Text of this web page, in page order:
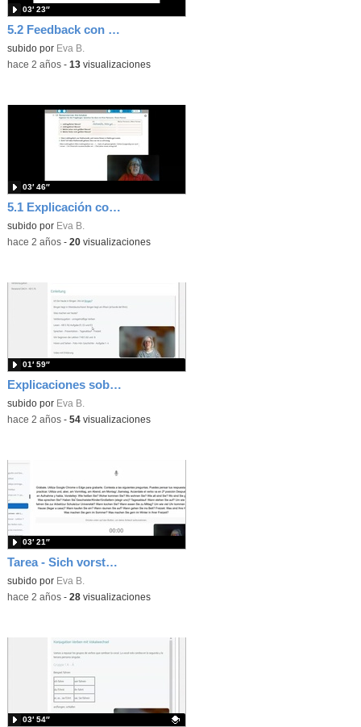
5.2 Feedback con TGP Eva Bauer
subido por Eva B.
03′ 23″
-hace 2 años- 13visualizaciones
5.1 Explicación con TGP
subido por Eva B.
03′ 46″
-hace 2 años- 20visualizaciones
Explicaciones sobre las tareas para la clase del 13.2.
subido por Eva B.
01′ 59″
-hace 2 años- 54visualizaciones
Tarea - Sich vorstellen, Tagesablauf, Freizeit
subido por Eva B.
03′ 21″
-hace 2 años- 28visualizaciones
03′ 54″